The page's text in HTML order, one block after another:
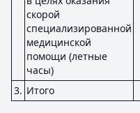
скорой
специализированной
медицинской
помощи (летные
часы)
3. Итого